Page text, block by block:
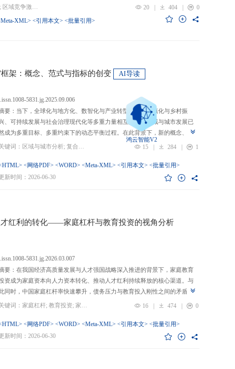
争标的从“为增长而竞争”转向“为发展而竞争”，支出行为从“重建设、轻民
展模式从“地方保护”转向“发挥比较优势”，以区域竞争激励和竞争策略优化
，中央通过对口支援、一体化合作、主体功能区建设等制度安排，在保留区
本，提高区域合作收益，形成优势互补、规模效益最大化、外部性内部化
区域治理效率的统一。在区域经济格局深刻变革与国内发展目标转型升级
与新挑战。未来区域经济治理研究应聚焦数字时代区域协调发展、因地制
市场等重大现实问题，从新治理主体、新发展目标、新治理工具等维度深
色区域经济治理理论体系，为新时代区域协调发展与区域高质量发展提供学
关键词：央地关系; 区域经济治理; 区域竞争激励; 跨区域合作 20 | 404 |
0
XML> <引用本文> <批量引用>
架：概念、范式与指标的创变 AI导读
5831.jg.2025.09.006
要：当下，全球化与地方化、数智化与产业转型、新型城镇化与乡村振
、可持续发展与社会治理现代化等多重力量相互交织，区域与城市发展已
成为多重目标、多重约束下的动态平衡过程。在此背景下，新的概念、新
要求、新的范围不断涌现，形成了以“A视角下的B”“面向A的B”“基于A的B”
是蕴含了新的目标要求、关系规范或作用范围，代表了对区域与城市复杂
题的新认知。然而，目前学术界对于这类复杂概念的综合评价研究相对滞
概念内涵关键方面，也缺乏系统检验。对此，文章提出区域与城市研究的“C-
一致性，即确保概念界定与测量操作的逻辑统一。其次，在指标体系科学
建上，采用多维交叉原则，深入交叉单元层面进行刻画；层级分解原则，
立从目的层到场景层、要素层、观测层、指标层和说明层的系统结构；应
实然一体原则，实现理论理想与现实测量的统一。最后，在具体指标可信
择上，强调完备性，全面覆盖概念内涵；强调复合性，体现概念的交叉交
架不仅提供了评价复杂概念的工具，更蕴含促进复杂概念发现与再生产的机
，能够推动区域分析从传统的、相对静态的、单一维度的模式，向更加动
关键词：区域与城市分析; 复合概念; “C-P-I”框架; 指标体系 15 | 284 | 1
<网络PDF> <WORD> <Meta-XML> <引用本文> <批量引用>
新时间：2026-06-30
红利的转化——家庭杠杆与教育投资的视角分析
5831.jg.2026.03.007
要：在我国经济高质量发展与人才强国战略深入推进的背景下，家庭教育
资成为家庭资本向人力资本转化、推动人才红利持续释放的核心渠道。与
同时，中国家庭杠杆率快速攀升，债务压力与教育投入刚性之间的矛盾日
凸显，二者的互动关系直接关系到人力资本积累效率、教育公平与家庭金
投资的作用机制，且普遍忽视家庭经济、社会、文化资本的综合调节效应
多维度异质性特征。基于此，文章利用2017年和2019年中国家庭金融调查
关键词：家庭杠杆; 教育投资; 家庭资本; 家庭债务结构; CHFS 16 | 474 | 0
<网络PDF> <WORD> <Meta-XML> <引用本文> <批量引用>
新时间：2026-06-30
鸿云智能V2